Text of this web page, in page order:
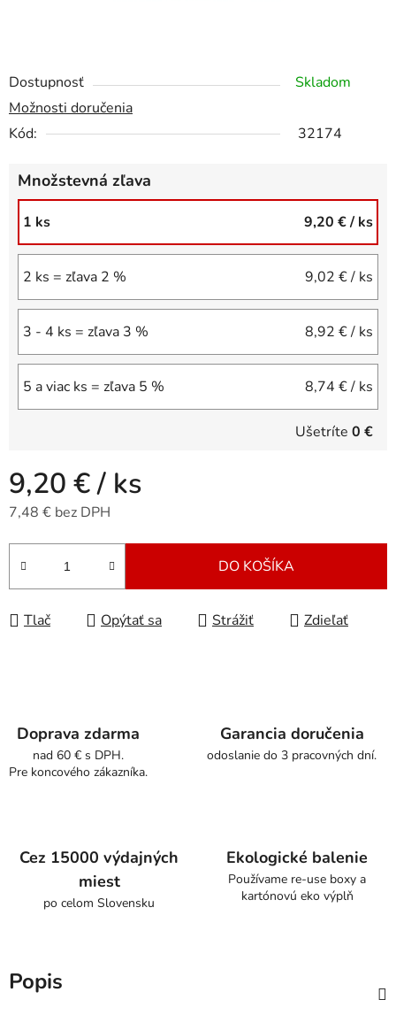
Dostupnosť
Skladom
Možnosti doručenia
Kód:
32174
Množstevná zľava
1 ks 9,20 €/ ks
2 ks = zľava 2 % 9,02 €/ ks
3 - 4 ks = zľava 3 % 8,92 €/ ks
5 a viac ks = zľava 5 % 8,74 €/ ks
Ušetríte 0 €
9,20 €/ ks
7,48 € bez DPH
Jednotková cena:
DO KOŠÍKA
Tlač Opýtať sa Strážiť Zdieľať
Doprava zdarma
nad 60 € s DPH.
Pre koncového zákazníka.
Garancia doručenia
odoslanie do 3 pracovných dní.
Cez 15000 výdajných
miest
po celom Slovensku
Ekologické balenie
Používame re-use boxy a
kartónovú eko výplň
Popis